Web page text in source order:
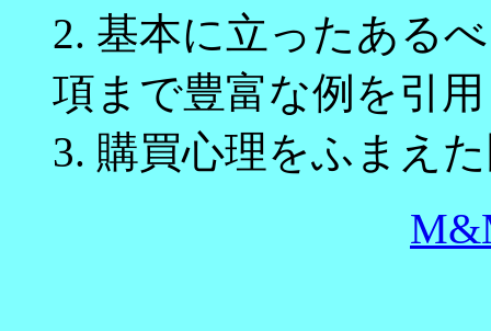
2. 基本に立ったある
項まで豊富な例を引
3. 購買心理をふまえ